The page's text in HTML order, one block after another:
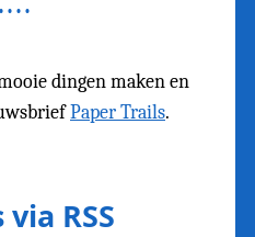
dingen maken en
Paper Trails.
RSS